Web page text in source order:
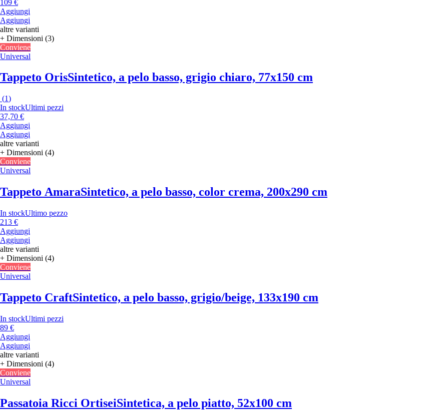
109 €
Aggiungi
Aggiungi
altre varianti
+ Dimensioni (3)
Conviene
Universal
Tappeto OrisSintetico, a pelo basso, grigio chiaro, 77x150 cm
(1)
In stockUltimi pezzi
37,70 €
Aggiungi
Aggiungi
altre varianti
+ Dimensioni (4)
Conviene
Universal
Tappeto AmaraSintetico, a pelo basso, color crema, 200x290 cm
In stockUltimo pezzo
213 €
Aggiungi
Aggiungi
altre varianti
+ Dimensioni (4)
Conviene
Universal
Tappeto CraftSintetico, a pelo basso, grigio/beige, 133x190 cm
In stockUltimi pezzi
89 €
Aggiungi
Aggiungi
altre varianti
+ Dimensioni (4)
Conviene
Universal
Passatoia Ricci OrtiseiSintetica, a pelo piatto, 52x100 cm